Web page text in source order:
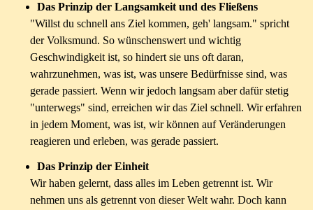
Das Prinzip der Langsamkeit und des Fließens
"Willst du schnell ans Ziel kommen, geh' langsam." spricht
der Volksmund. So wünschenswert und wichtig
Geschwindigkeit ist, so hindert sie uns oft daran,
wahrzunehmen, was ist, was unsere Bedürfnisse sind, was
gerade passiert. Wenn wir jedoch langsam aber dafür stetig
"unterwegs" sind, erreichen wir das Ziel schnell. Wir erfahren
in jedem Moment, was ist, wir können auf Veränderungen
reagieren und erleben, was gerade passiert.
Das Prinzip der Einheit
Wir haben gelernt, dass alles im Leben getrennt ist. Wir
nehmen uns als getrennt von dieser Welt wahr. Doch kann